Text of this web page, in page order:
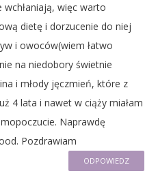
wchłaniają, więc warto
dietę i dorzucenie do niej
i owoców(wiem łatwo
na niedobory świetnie
i młody jęczmień, które z
4 lata i nawet w ciąży miałam
Naprawdę
Pozdrawiam
ODPOWIEDZ